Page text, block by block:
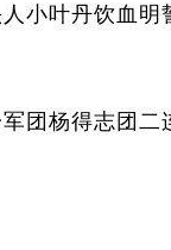
叶丹饮血明
杨得志团二